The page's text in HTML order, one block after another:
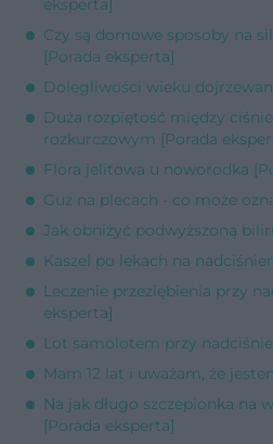
Czy są domowe sposoby na
[Porada eksperta]
Dolegliwości wieku
Duża rozpiętość między
rozkurczowym [Porada
Flora jelitowa u noworodka
Guz na plecach - co może
Jak obniżyć podwyższoną
Kaszel po lekach na
Leczenie przeziębienia przy
eksperta]
Lot samolotem przy
Mam 12 lat i uważam, że
Na jak długo szczepionka na
[Porada eksperta]